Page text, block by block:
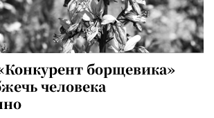
борщевика»
человека